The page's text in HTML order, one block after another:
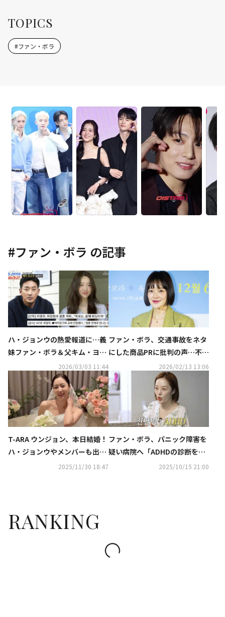
TOPICS
#ファン・ボラ
#ファン・ボラ の記事
ハ・ジョンウの熱愛報道に…義
妹ファン・ボラ＆父キム・ヨン
ゴンが言及「子供が好き」（動
2026/03/03 11:44
ファン・ボラ、交通事故をネタ
にした商品PRに批判の声…不適
切な広告演出を謝罪2026/02/13 13:06
T-ARA ウンジョン、本日結婚！
ハ・ジョンウやメンバーも出
席…自ら祝歌を歌う姿も（動画
2025/11/30 18:47
ファン・ボラ、パニック障害を
疑い病院へ「ADHDの診断を受
けた」（動画あり）2025/10/15 21:00
RANKING